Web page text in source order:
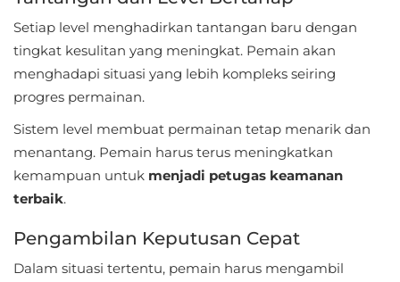
Libraries
&
Demo
LifeStyle
&
Setiap level menghadirkan tantangan baru dengan
tingkat kesulitan yang meningkat. Pemain akan
menghadapi situasi yang lebih kompleks seiring
progres permainan.
Sistem level membuat permainan tetap menarik dan
menantang. Pemain harus terus meningkatkan
kemampuan untuk menjadi petugas keamanan
terbaik.
Pengambilan Keputusan Cepat
Dalam situasi tertentu, pemain harus mengambil